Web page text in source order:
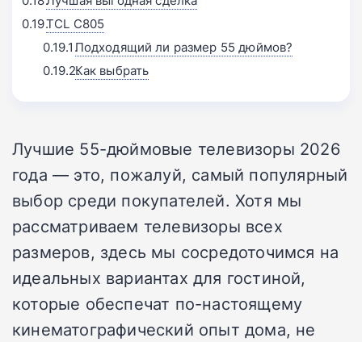
TCL C805
Подходящий ли размер 55 дюймов?
Как выбрать
Лучшие 55-дюймовые телевизоры 2026
года — это, пожалуй, самый популярный
выбор среди покупателей. Хотя мы
рассматриваем телевизоры всех
размеров, здесь мы сосредоточимся на
идеальных вариантах для гостиной,
которые обеспечат по-настоящему
кинематографический опыт дома, не